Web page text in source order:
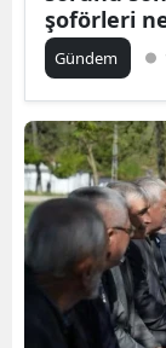
şoförleri
Gündem